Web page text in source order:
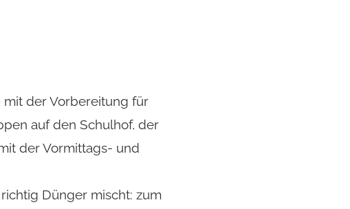
mit der Vorbereitung für
auf den Schulhof, der
der Vormittags- und
Dünger mischt: zum